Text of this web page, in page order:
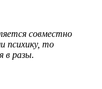
совместно
психику, то
в разы.